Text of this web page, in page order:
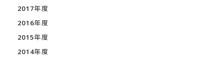
2017年度
2016年度
2015年度
2014年度